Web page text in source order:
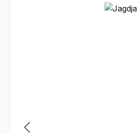
Bildergalerie überspringen